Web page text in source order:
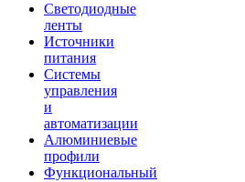
Светодиодные
ленты
Источники
питания
Системы
управления
и
автоматизации
Алюминиевые
профили
Функциональный